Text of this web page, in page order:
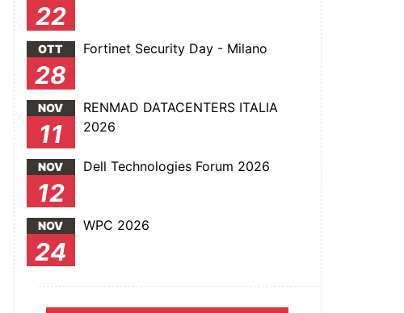
22
OTT
28
Fortinet Security Day - Milano
NOV
11
RENMAD DATACENTERS ITALIA
2026
NOV
12
Dell Technologies Forum 2026
NOV
24
WPC 2026